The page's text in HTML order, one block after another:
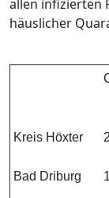
allen infizierten
häuslicher
Kreis Höxter
Bad Driburg